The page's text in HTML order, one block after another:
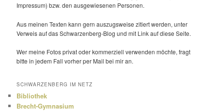
Impressum) bzw. den ausge­wie­senen Personen.
Aus meinen Texten kann gern auszugs­weise zitiert werden, unter
Verweis auf das Schwarzenberg-Blog und mit Link auf diese Seite.
Wer meine Fotos privat oder kommer­ziell verwenden möchte, fragt
bitte in jedem Fall vorher per Mail bei mir an.
SCHWARZENBERG IM NETZ
Bibliothek
Brecht-Gymnasium